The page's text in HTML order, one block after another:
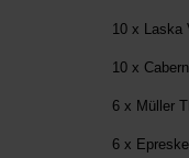
10 x Laska
10 x
6 x Müller
6 x